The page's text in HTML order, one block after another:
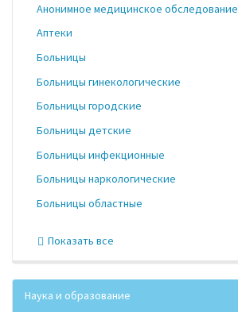
Анонимное медицинское обследование
Аптеки
Больницы
Больницы гинекологические
Больницы городские
Больницы детские
Больницы инфекционные
Больницы наркологические
Больницы областные
Показать все
Наука и образование